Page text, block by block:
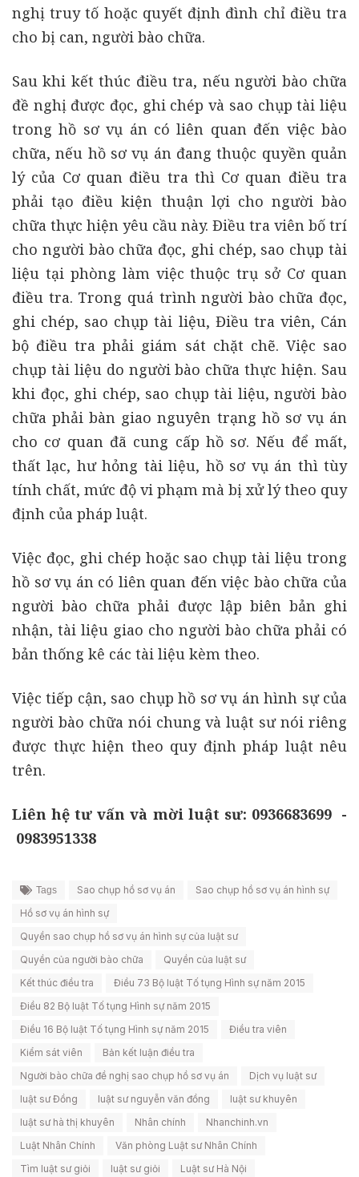
nghị truy tố hoặc quyết định đình chỉ điều tra
cho bị can, người bào chữa.
Sau khi kết thúc điều tra, nếu người bào chữa
đề nghị được đọc, ghi chép và sao chụp tài liệu
trong hồ sơ vụ án có liên quan đến việc bào
chữa, nếu hồ sơ vụ án đang thuộc quyền quản
lý của Cơ quan điều tra thì Cơ quan điều tra
phải tạo điều kiện thuận lợi cho người bào
chữa thực hiện yêu cầu này. Điều tra viên bố trí
cho người bào chữa đọc, ghi chép, sao chụp tài
liệu tại phòng làm việc thuộc trụ sở Cơ quan
điều tra. Trong quá trình người bào chữa đọc,
ghi chép, sao chụp tài liệu, Điều tra viên, Cán
bộ điều tra phải giám sát chặt chẽ. Việc sao
chụp tài liệu do người bào chữa thực hiện. Sau
khi đọc, ghi chép, sao chụp tài liệu, người bào
chữa phải bàn giao nguyên trạng hồ sơ vụ án
cho cơ quan đã cung cấp hồ sơ. Nếu để mất,
thất lạc, hư hỏng tài liệu, hồ sơ vụ án thì tùy
tính chất, mức độ vi phạm mà bị xử lý theo quy
định của pháp luật.
Việc đọc, ghi chép hoặc sao chụp tài liệu trong
hồ sơ vụ án có liên quan đến việc bào chữa của
người bào chữa phải được lập biên bản ghi
nhận, tài liệu giao cho người bào chữa phải có
bản thống kê các tài liệu kèm theo.
Việc tiếp cận, sao chụp hồ sơ vụ án hình sự của
người bào chữa nói chung và luật sư nói riêng
được thực hiện theo quy định pháp luật nêu
trên.
Liên hệ tư vấn và mời luật sư: 0936683699 -
0983951338
Tags Sao chụp hồ sơ vụ án
Sao chụp hồ sơ vụ án hình sự
Hồ sơ vụ án hình sự
Quyền sao chụp hồ sơ vụ án hình sự của luật sư
Quyền của người bào chữa
Quyền của luật sư
Kết thúc điều tra
Điều 73 Bộ luật Tố tụng Hình sự năm 2015
Điều 82 Bộ luật Tố tụng Hình sự năm 2015
Điều 16 Bộ luật Tố tụng Hình sự năm 2015
Điều tra viên
Kiểm sát viên
Bản kết luận điều tra
Người bào chữa đề nghị sao chụp hồ sơ vụ án
Dịch vụ luật sư
luật sư Đồng
luật sư nguyễn văn đồng
luật sư khuyên
luật sư hà thị khuyên
Nhân chính
Nhanchinh.vn
Luật Nhân Chính
Văn phòng Luật sư Nhân Chính
Tìm luật sư giỏi
luật sư giỏi Luật sư Hà Nội